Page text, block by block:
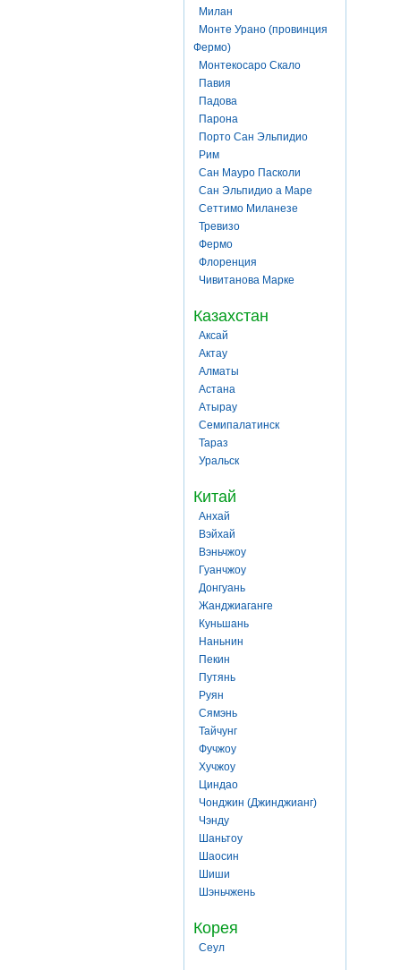
Милан
Монте Урано (провинция
Фермо)
Монтекосаро Скало
Павия
Падова
Парона
Порто Сан Эльпидио
Рим
Сан Мауро Пасколи
Сан Эльпидио а Маре
Сеттимо Миланезе
Тревизо
Фермо
Флоренция
Чивитанова Марке
Казахстан
Аксай
Актау
Алматы
Астана
Атырау
Семипалатинск
Тараз
Уральск
Китай
Анхай
Вэйхай
Вэньчжоу
Гуанчжоу
Донгуань
Жанджиаганге
Куньшань
Наньнин
Пекин
Путянь
Руян
Сямэнь
Тайчунг
Фучжоу
Хучжоу
Циндао
Чонджин (Джинджианг)
Чэнду
Шаньтоу
Шаосин
Шиши
Шэньчжень
Корея
Сеул